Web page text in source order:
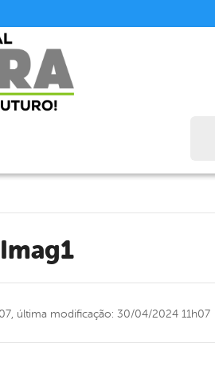
Imag1
última modificação: 30/04/2024 11h07